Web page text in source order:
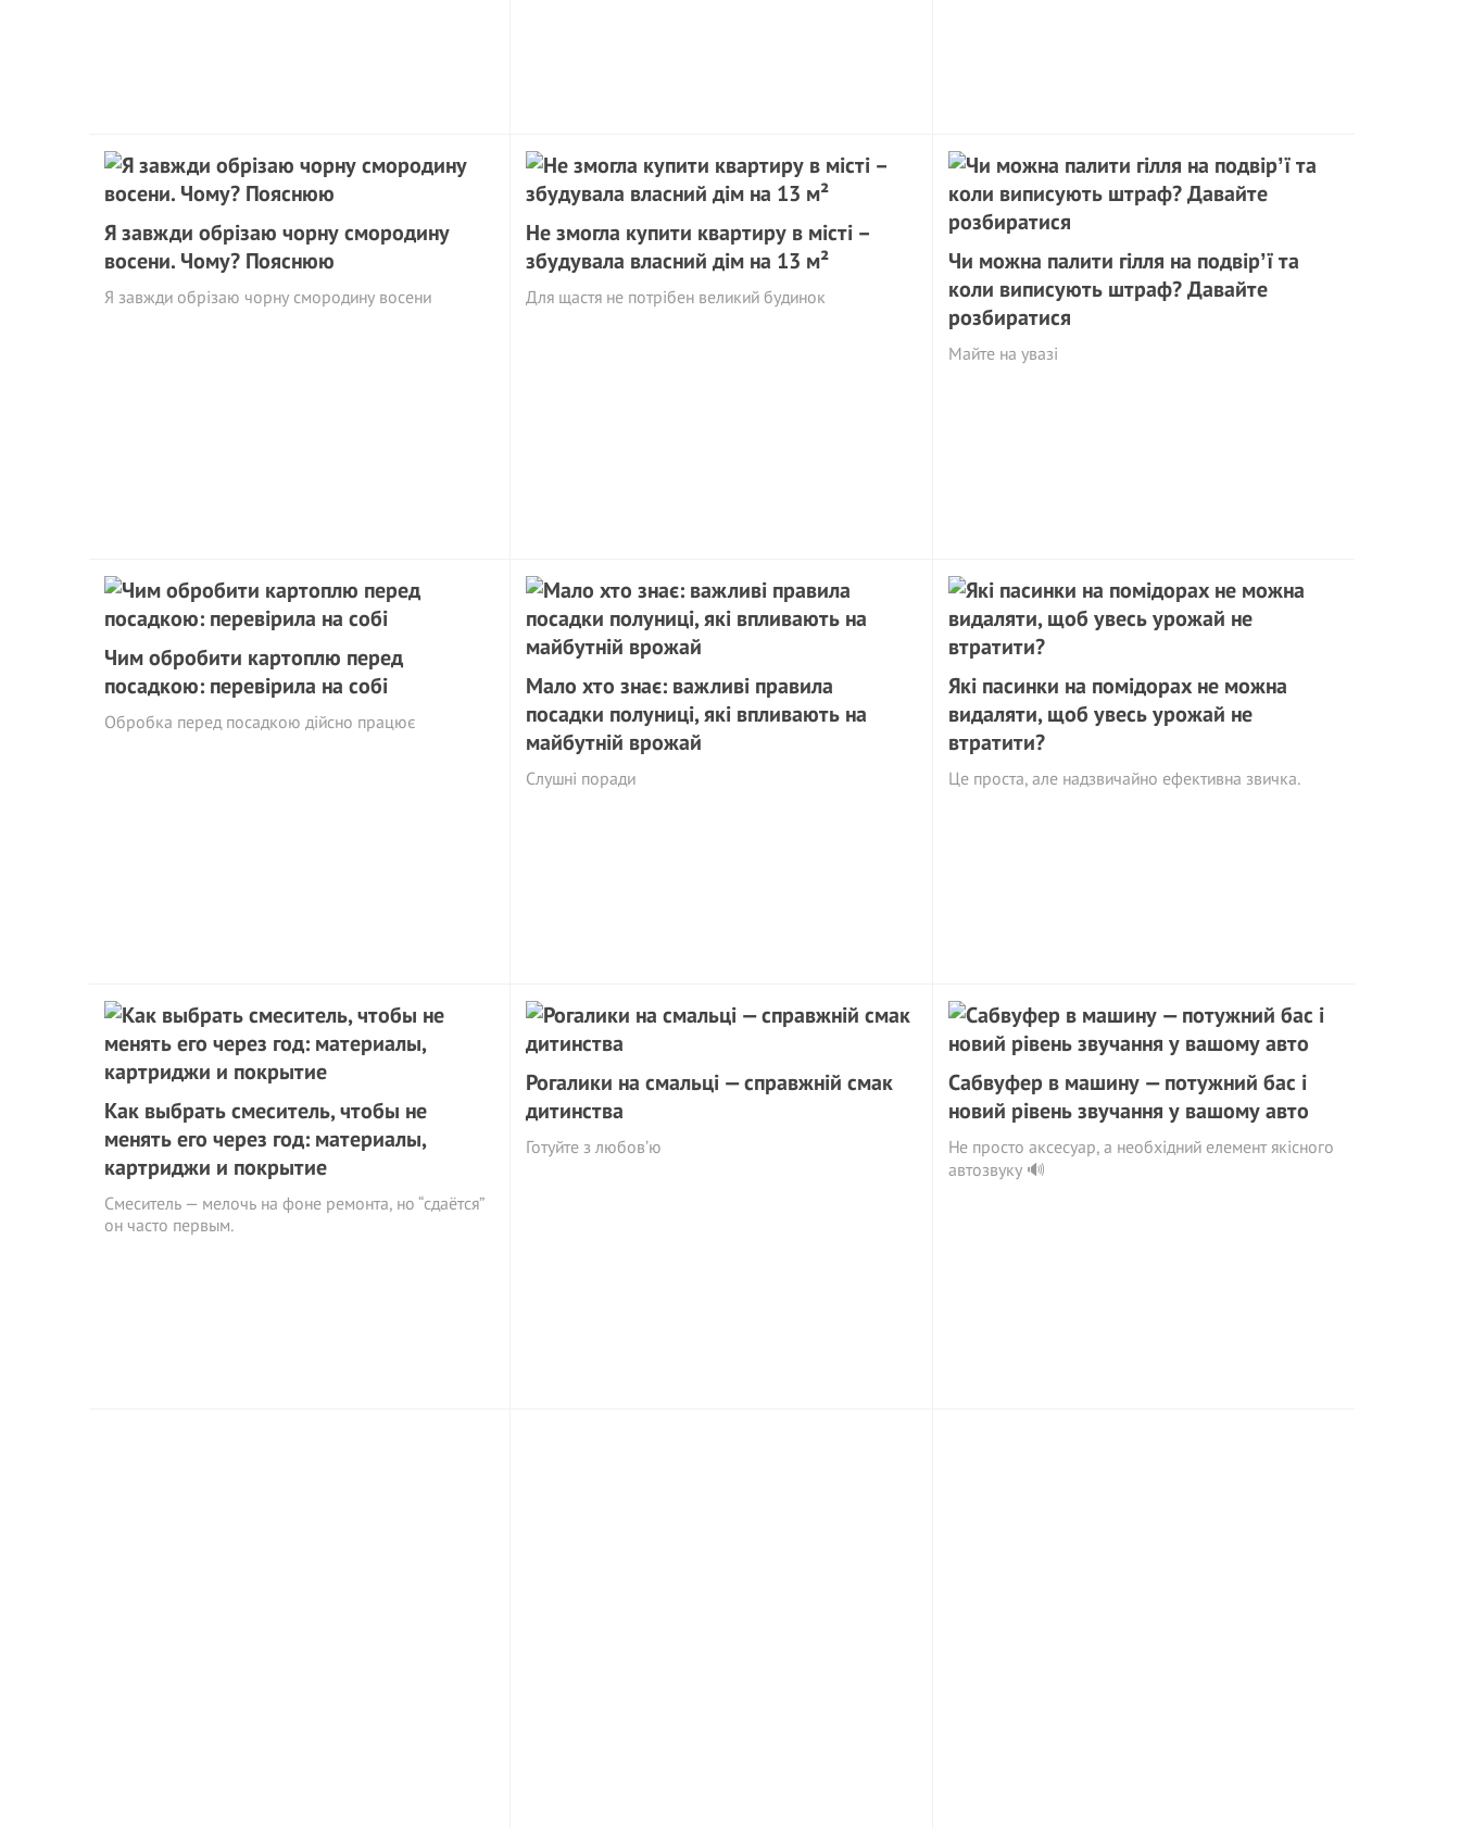
Я завжди обрізаю чорну смородину
восени. Чому? Пояснюю
Я завжди обрізаю чорну смородину восени
Не змогла купити квартиру в місті –
збудувала власний дім на 13 м²
Для щастя не потрібен великий будинок
Чи можна палити гілля на подвірʼї та
коли виписують штраф? Давайте
розбиратися
Майте на увазі
Чим обробити картоплю перед
посадкою: перевірила на собі
Обробка перед посадкою дійсно працює
Мало хто знає: важливі правила
посадки полуниці, які впливають на
майбутній врожай
Слушні поради
Які пасинки на помідорах не можна
видаляти, щоб увесь урожай не
втратити?
Це проста, але надзвичайно ефективна звичка.
Как выбрать смеситель, чтобы не
менять его через год: материалы,
картриджи и покрытие
Смеситель — мелочь на фоне ремонта, но “сдаётся”
он часто первым.
Рогалики на смальці — справжній смак
дитинства
Готуйте з любов’ю
Сабвуфер в машину — потужний бас і
новий рівень звучання у вашому авто
Не просто аксесуар, а необхідний елемент якісного
автозвуку 🔊